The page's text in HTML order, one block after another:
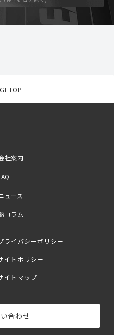
社案内
ニュース
コラム
合わせ
ライバシーポリシー
イトポリシー
イトマップ